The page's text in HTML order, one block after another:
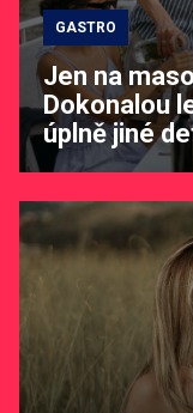
GASTRO
Jen na
Dokonalou
úplně jiné